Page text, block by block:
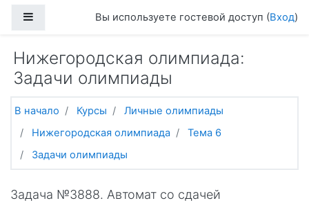
Боковая панельВы используете гостевой доступ (Вход)
Нижегородская олимпиада:
Задачи олимпиады
В начало Курсы
Личные олимпиады
Нижегородская олимпиада
Тема 6
Задачи олимпиады
Задача №3888. Автомат со сдачей